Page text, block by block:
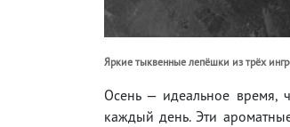
Яркие тыквенные лепёшки из трёх
Осень — идеальное время,
каждый день. Эти